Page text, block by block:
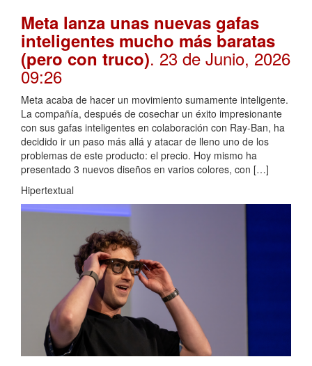
Meta lanza unas nuevas gafas
inteligentes mucho más baratas
(pero con truco). 23 de Junio, 2026
09:26
Meta acaba de hacer un movimiento sumamente inteligente.
La compañía, después de cosechar un éxito impresionante
con sus gafas inteligentes en colaboración con Ray-Ban, ha
decidido ir un paso más allá y atacar de lleno uno de los
problemas de este producto: el precio. Hoy mismo ha
presentado 3 nuevos diseños en varios colores, con […]
Hipertextual